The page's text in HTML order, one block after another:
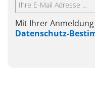
Mit Ihrer
Datenschutz-